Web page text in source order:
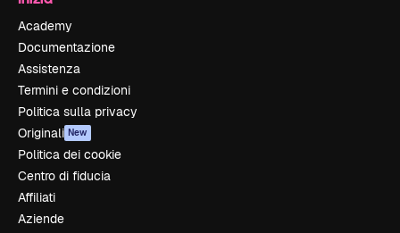
Academy
Documentazione
Assistenza
Termini e condizioni
Politica sulla privacy
Originali New
Politica dei cookie
Centro di fiducia
Affiliati
Aziende